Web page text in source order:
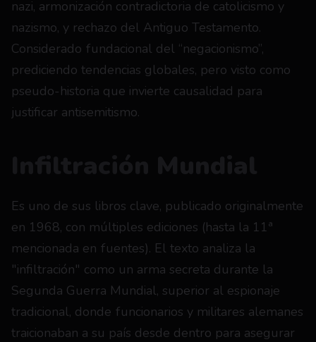
nazi, armonización contradictoria de catolicismo y
nazismo, y rechazo del Antiguo Testamento.
Considerado fundacional del “negacionismo”,
prediciendo tendencias globales, pero visto como
pseudo-historia que invierte causalidad para
justificar antisemitismo.
Es uno de sus libros clave, publicado originalmente
en 1968, con múltiples ediciones (hasta la 11ª
mencionada en fuentes). El texto analiza la
"infiltración" como un arma secreta durante la
Segunda Guerra Mundial, superior al espionaje
tradicional, donde funcionarios y militares alemanes
traicionaban a su país desde dentro para asegurar